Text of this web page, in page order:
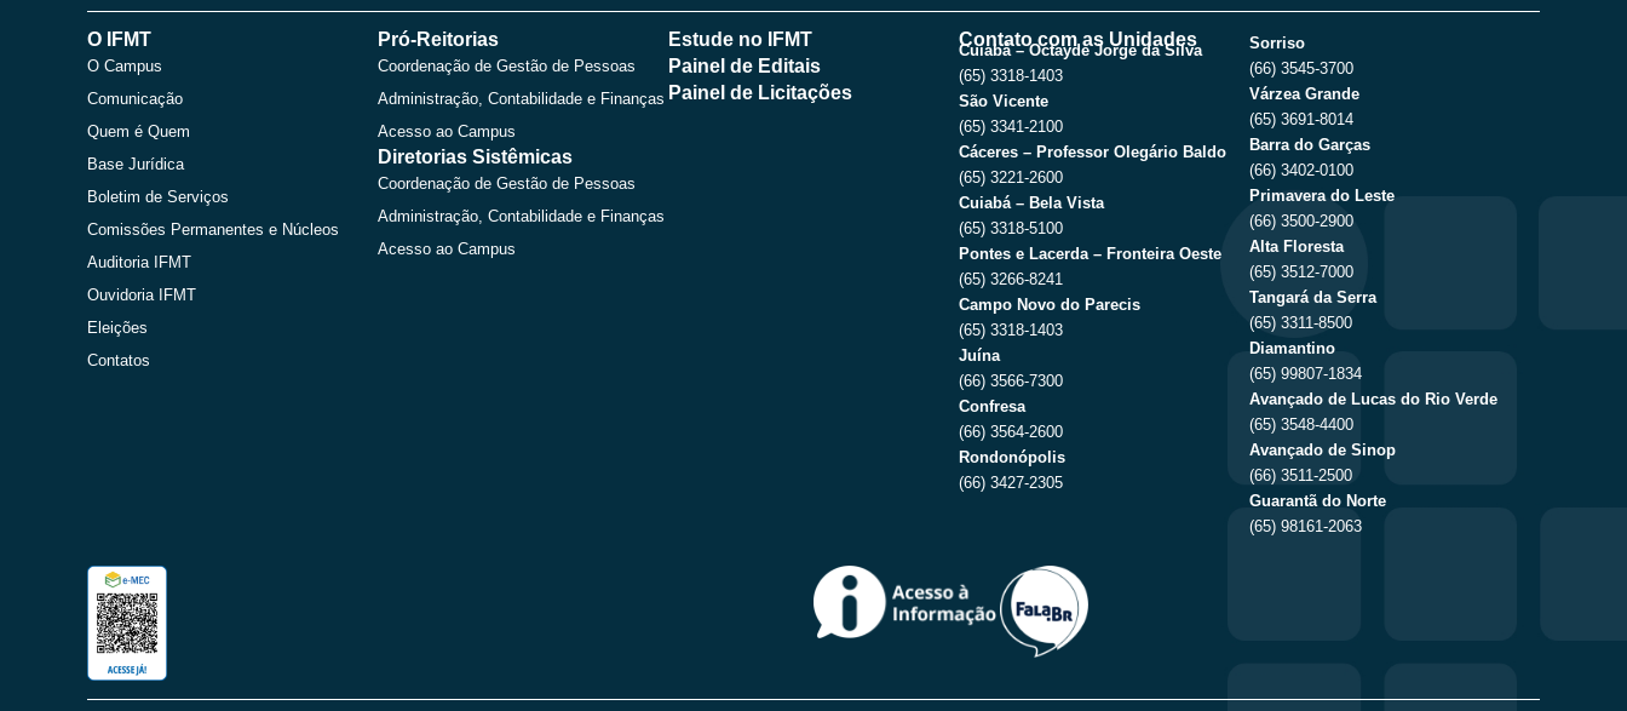
b
i
u
b
e
a
g
r
a
m
O IFMT
O Campus
Comunicação
Quem é Quem
Base Jurídica
Boletim de Serviços
Comissões Permanentes e Núcleos
Auditoria IFMT
Ouvidoria IFMT
Eleições
Contatos
Pró-Reitorias
Coordenação de Gestão de Pessoas
Administração, Contabilidade e Finanças
Acesso ao Campus
Diretorias Sistêmicas
Coordenação de Gestão de Pessoas
Administração, Contabilidade e Finanças
Acesso ao Campus
Estude no IFMT
Painel de Editais
Painel de Licitações
Contato com as Unidades
Cuiabá – Octayde Jorge da Silva
(65) 3318-1403
São Vicente
(65) 3341-2100
Cáceres – Professor Olegário Baldo
(65) 3221-2600
Cuiabá – Bela Vista
(65) 3318-5100
Pontes e Lacerda – Fronteira Oeste
(65) 3266-8241
Campo Novo do Parecis
(65) 3318-1403
Juína
(66) 3566-7300
Confresa
(66) 3564-2600
Rondonópolis
(66) 3427-2305
Sorriso
(66) 3545-3700
Várzea Grande
(65) 3691-8014
Barra do Garças
(66) 3402-0100
Primavera do Leste
(66) 3500-2900
Alta Floresta
(65) 3512-7000
Tangará da Serra
(65) 3311-8500
Diamantino
(65) 99807-1834
Avançado de Lucas do Rio Verde
(65) 3548-4400
Avançado de Sinop
(66) 3511-2500
Guarantã do Norte
(65) 98161-2063